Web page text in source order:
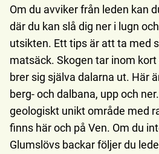
Om du avviker från leden kan
där du kan slå dig ner i lugn
utsikten. Ett tips är att ta med
matsäck. Skogen tar inom
brer sig själva dalarna ut. Här
berg- och dalbana, upp och
geologiskt unikt område med
finns här och på Ven. Om du
Glumslövs backar följer du